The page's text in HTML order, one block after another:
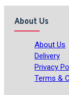
About Us
About Us
Delivery
Privacy
Terms &